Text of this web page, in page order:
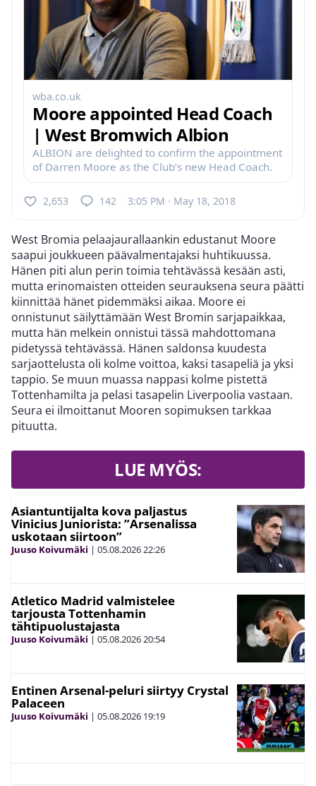
wba.co.uk
Moore appointed Head Coach
| West Bromwich Albion
ALBION are delighted to confirm the appointment
of Darren Moore as the Club’s new Head Coach.
2,653 142 3:05 PM · May 18, 2018
West Bromia pelaajaurallaankin edustanut Moore
saapui joukkueen päävalmentajaksi huhtikuussa.
Hänen piti alun perin toimia tehtävässä kesään asti,
mutta erinomaisten otteiden seurauksena seura päätti
kiinnittää hänet pidemmäksi aikaa. Moore ei
onnistunut säilyttämään West Bromin sarjapaikkaa,
mutta hän melkein onnistui tässä mahdottomana
pidetyssä tehtävässä. Hänen saldonsa kuudesta
sarjaottelusta oli kolme voittoa, kaksi tasapeliä ja yksi
tappio. Se muun muassa nappasi kolme pistettä
Tottenhamilta ja pelasi tasapelin Liverpoolia vastaan.
Seura ei ilmoittanut Mooren sopimuksen tarkkaa
pituutta.
LUE MYÖS:
Asiantuntijalta kova paljastus
Vinicius Juniorista: ”Arsenalissa
uskotaan siirtoon”
Juuso Koivumäki | 05.08.2026 22:26
Atletico Madrid valmistelee
tarjousta Tottenhamin
tähtipuolustajasta
Juuso Koivumäki | 05.08.2026 20:54
Entinen Arsenal-peluri siirtyy Crystal
Palaceen
Juuso Koivumäki | 05.08.2026 19:19